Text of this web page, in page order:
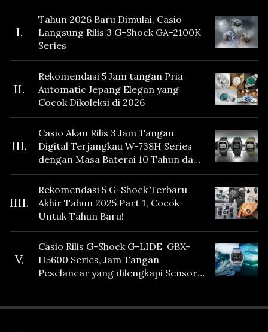
I.
Tahun 2026 Baru Dimulai, Casio
Langsung Rilis 3 G-Shock GA-2100K
Series
II.
Rekomendasi 5 Jam tangan Pria
Automatic Jepang Elegan yang
Cocok Dikoleksi di 2026
III.
Casio Akan Rilis 3 Jam Tangan
Digital Terjangkau W-738H Series
dengan Masa Baterai 10 Tahun dan
Fitur Vibration
IIII.
Rekomendasi 5 G-Shock Terbaru
Akhir Tahun 2025 Part 1, Cocok
Untuk Tahun Baru!
V.
Casio Rilis G-Shock G-LIDE GBX-
H5600 Series, Jam Tangan
Peselancar yang dilengkapi Sensor